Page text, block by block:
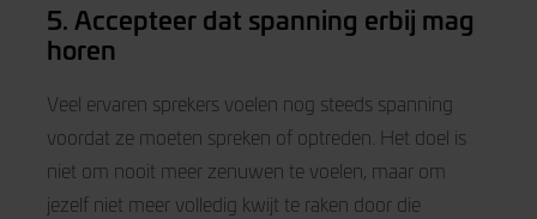
5. Accepteer dat spanning erbij mag
horen
Veel ervaren sprekers voelen nog steeds spanning
voordat ze moeten spreken of optreden. Het doel is
niet om nooit meer zenuwen te voelen, maar om
jezelf niet meer volledig kwijt te raken door die